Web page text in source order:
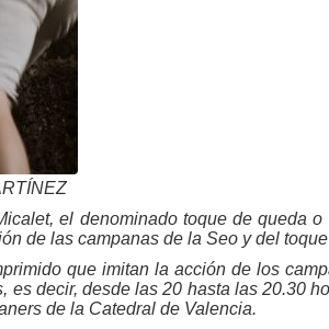
el denominado toque de queda o
de las campanas de la Seo y del
que imitan la acción de los
decir, desde las 20 hasta las 20.30
de la Catedral de Valencia.